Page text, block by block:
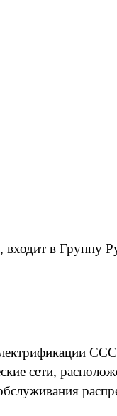
в Группу
сети,